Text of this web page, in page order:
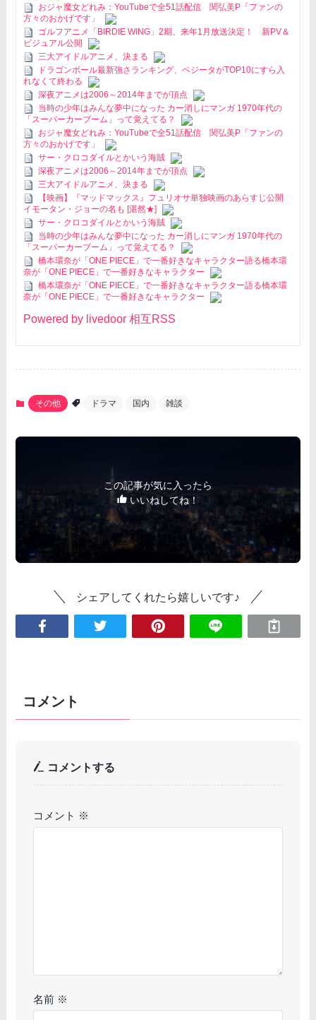
おジャ魔女どれみ：YouTubeで全51話配信 関弘美P「ファンの
方々のおかげです」
ゴルフアニメ「BIRDIE WING」2期、来年1月放送決定！ 新PV＆
ビジュアル公開
三大アイドルアニメ、決まる
ドラゴンボール最新強さランキング、ベジータがTOP10にすら入
れなくて終わる
深夜アニメは2006～2014年までが頂点
当時の少年はみんな夢中になった カー消しにマンガ 1970年代の
「スーパーカーブーム」って覚えてる？
おジャ魔女どれみ：YouTubeで全51話配信 関弘美P「ファンの
方々のおかげです」
サー・クロコダイルとかいう海賊
深夜アニメは2006～2014年までが頂点
三大アイドルアニメ、決まる
【映画】『マッドマックス』フュリオサ単独映画のあらすじ公開
イモータン・ジョーの名も [湛然★]
サー・クロコダイルとかいう海賊
当時の少年はみんな夢中になった カー消しにマンガ 1970年代の
「スーパーカーブーム」って覚えてる？
橋本環奈が「ONE PIECE」で一番好きなキャラクター語る橋本環
奈が「ONE PIECE」で一番好きなキャラクター
橋本環奈が「ONE PIECE」で一番好きなキャラクター語る橋本環
奈が「ONE PIECE」で一番好きなキャラクター
Powered by livedoor 相互RSS
その他 ドラマ 国内 雑談
この記事が気に入ったら
いいねしてね！
シェアしてくれたら嬉しいです♪
コメント
コメントする
コメント ※
名前 ※